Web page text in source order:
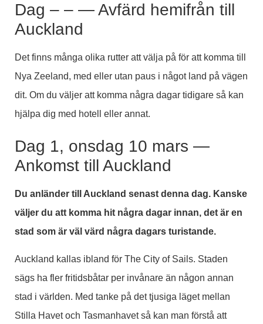
Dag – – — Avfärd hemifrån till
Auckland
Det finns många olika rutter att välja på för att komma till
Nya Zeeland, med eller utan paus i något land på vägen
dit. Om du väljer att komma några dagar tidigare så kan
hjälpa dig med hotell eller annat.
Dag 1, onsdag 10 mars —
Ankomst till Auckland
Du anländer till Auckland senast denna dag. Kanske
väljer du att komma hit några dagar innan, det är en
stad som är väl värd några dagars turistande.
Auckland kallas ibland för The City of Sails. Staden
sägs ha fler fritidsbåtar per invånare än någon annan
stad i världen. Med tanke på det tjusiga läget mellan
Stilla Havet och Tasmanhavet så kan man förstå att